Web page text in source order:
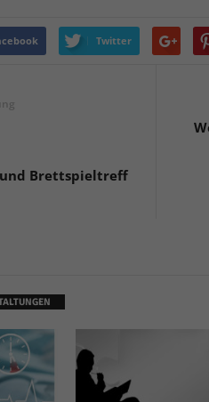
Twitter
Brettspieltreff